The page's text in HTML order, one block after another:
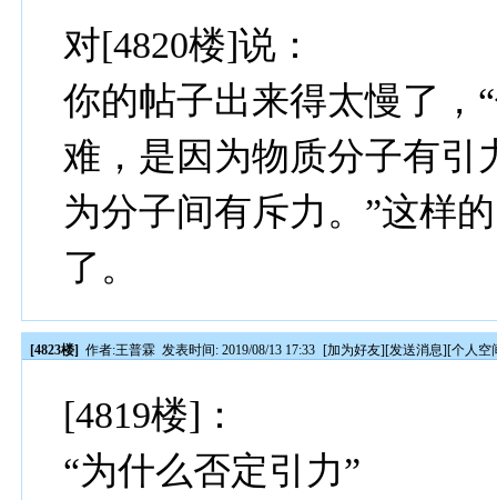
对[4820楼]说：
你的帖子出来得太慢了，
难，是因为物质分子有引
为分子间有斥力。”这样
了。
[4823楼] 作者:王普霖 发表时间: 2019/08/13 17:33 [加为好友][发送消息][个人空
[4819楼]：
“为什么否定引力”